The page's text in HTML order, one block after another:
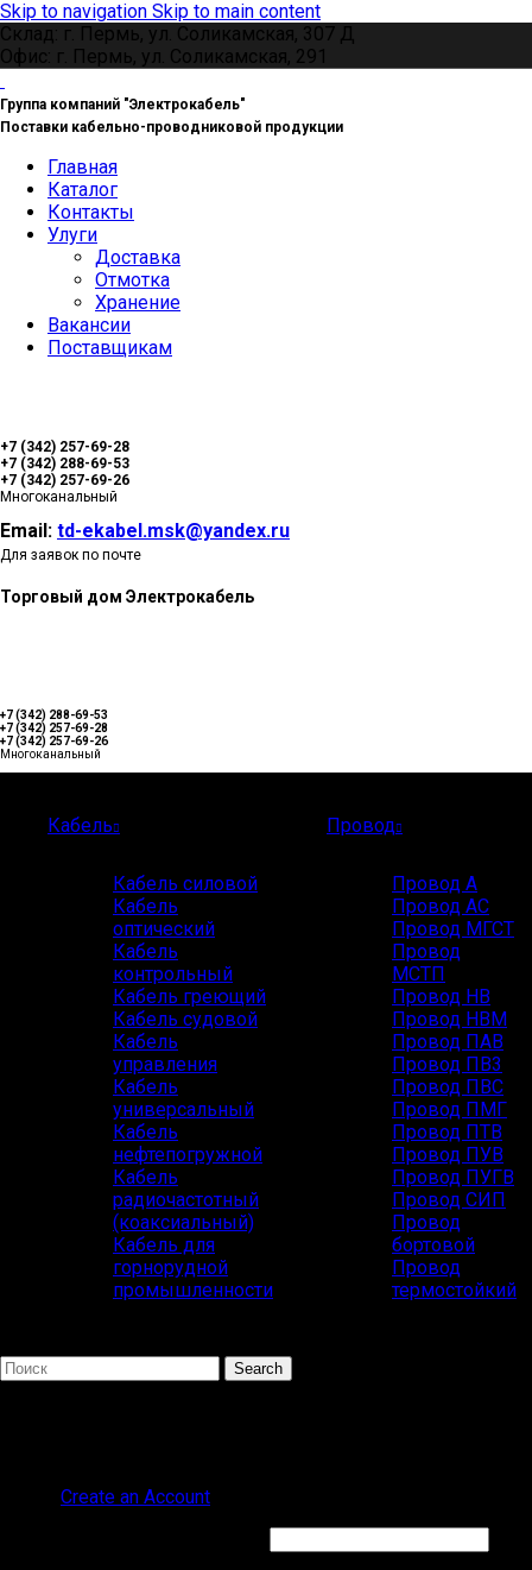
Skip to navigation Skip to main content
Склад: г. Пермь, ул. Соликамская, 307 Д
Офис: г. Пермь, ул. Соликамская, 291
Группа компаний "Электрокабель"
Поставки кабельно-проводниковой продукции
Главная
Каталог
Контакты
Улуги
Доставка
Отмотка
Хранение
Вакансии
Поставщикам
+7 (342) 257-69-28
+7 (342) 288-69-53
+7 (342) 257-69-26
Многоканальный
Email: td-ekabel.msk@yandex.ru
Для заявок по почте
Торговый дом Электрокабель
+7 (342) 288-69-53
+7 (342) 257-69-28
+7 (342) 257-69-26
Многоканальный
Кабель
Кабель силовой
Кабель
оптический
Кабель
контрольный
Кабель греющий
Кабель судовой
Кабель
управления
Кабель
универсальный
Кабель
нефтепогружной
Кабель
радиочастотный
(коаксиальный)
Кабель для
горнорудной
промышленности
Провод
Провод А
Провод АС
Провод МГСТ
Провод
МСТП
Провод НВ
Провод НВМ
Провод ПАВ
Провод ПВ3
Провод ПВС
Провод ПМГ
Провод ПТВ
Провод ПУВ
Провод ПУГВ
Провод СИП
Провод
бортовой
Провод
термостойкий
Search
Create an Account